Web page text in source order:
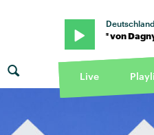
La Vie" von Dagny · "C’est
Live